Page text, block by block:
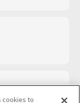
cookies to